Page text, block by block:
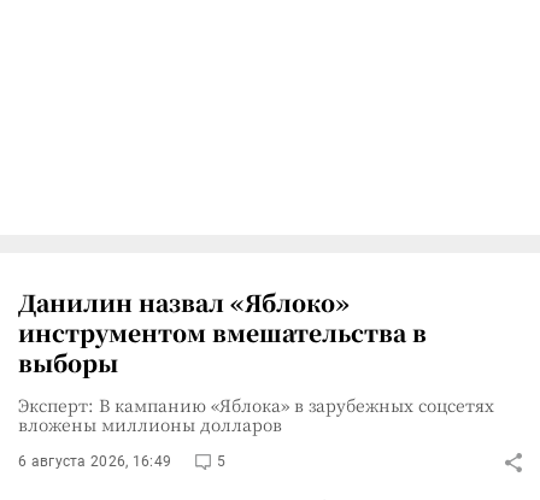
Данилин назвал «Яблоко»
инструментом вмешательства в
выборы
Эксперт: В кампанию «Яблока» в зарубежных соцсетях
вложены миллионы долларов
6 августа 2026, 16:49 5